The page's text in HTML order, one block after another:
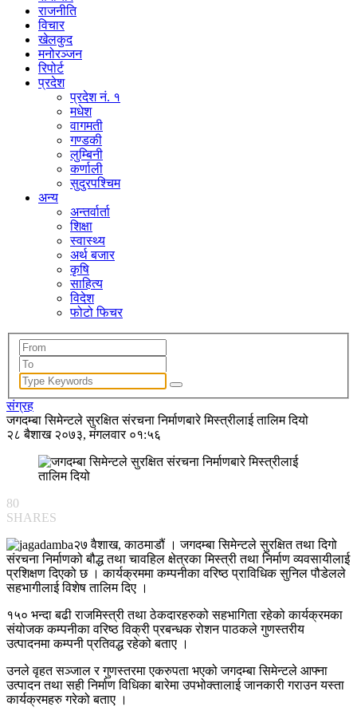
राजनीति
विचार
खेलकुद
मनोरञ्जन
रिपोर्ट
प्रदेश
प्रदेश नं. १
मधेश
वागमती
गण्डकी
लुम्बिनी
कर्णाली
सुदुरपश्चिम
अन्य
अन्तर्वार्ता
शिक्षा
स्वास्थ्य
अर्थ बजार
कृषि
साहित्य
विदेश
फोटो फिचर
संग्रह
जगदम्बा सिमेन्टले सुरक्षित संरचना निर्माणबारे मिस्त्रीलाई तालिम दियो
२८ बैशाख २०७३, मंगलवार ०१:५६
80
SHARES
२७ वैशाख, काठमाडौं । जगदम्बा सिमेन्टले सुरक्षित तथा दिगो
संरचना निर्माणको बौद्ध तथा चावहिल क्षेत्रका मिस्त्री तथा निर्माण व्यवसायीलाई
प्रशिक्षण दिएको छ । कार्यक्रममा कम्पनीका वरिष्ठ प्राविधिक सुनिल पौडेलले
सहभागीलाई विशेष तालिम दिए ।
१५० भन्दा बढी राजमिस्त्री तथा ठेकदारहरुको सहभागिता रहेको कार्यक्रमका
संयोजक कम्पनीका वरिष्ठ विक्री प्रबन्धक रोशन पाठकले गुणस्तरीय
उत्पादनमा कम्पनी प्रतिवद्ध रहेको बताए ।
उनले वृहत सञ्जाल र गुणस्तरमा एकरुपता भएको जगदम्बा सिमेन्टले आफ्ना
उत्पादन तथा सही निर्माण विधिका बारेमा उपभोक्तालाई जानकारी गराउन यस्ता
कार्यक्रमहरु गरेको बताए ।